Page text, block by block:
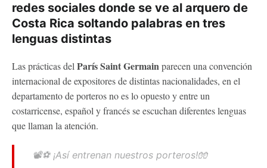
redes sociales donde se ve al arquero de
Costa Rica soltando palabras en tres
lenguas distintas
Las prácticas del París Saint Germainparecen una convención
internacional de expositores de distintas nacionalidades, en el
departamento de porteros no es lo opuesto y entre un
costarricense, español y francés se escuchan diferentes lenguas
que llaman la atención.
📽️⚽️ ¡Así entrenan nuestros porteros!🧤